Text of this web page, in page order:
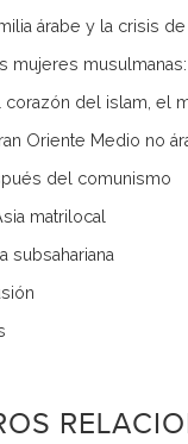
árabe y la crisis
mujeres
corazón del islam, el
Oriente Medio no
del comunismo
matrilocal
subsahariana